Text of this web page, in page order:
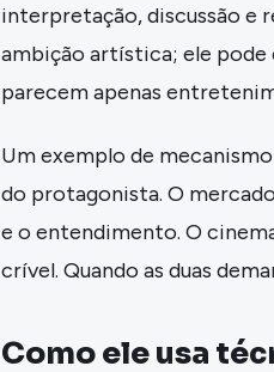
interpretação, discussão e
ambição artística; ele
parecem apenas
Um exemplo de
do protagonista. O
e o entendimento. O
crível. Quando as duas
Como ele usa